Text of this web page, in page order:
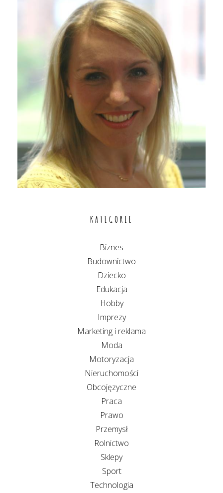
KATEGORIE
Biznes
Budownictwo
Dziecko
Edukacja
Hobby
Imprezy
Marketing i reklama
Moda
Motoryzacja
Nieruchomości
Obcojęzyczne
Praca
Prawo
Przemysł
Rolnictwo
Sklepy
Sport
Technologia